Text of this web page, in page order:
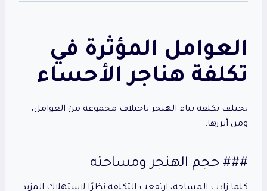
العوامل المؤثرة في
تكلفة هناجر الأحساء
تختلف تكلفة بناء الهنجر باختلاف مجموعة من العوامل،
ومن أبرزها:
### حجم الهنجر ومساحته
كلما زادت المساحة، ارتفعت التكلفة نظرًا لاستهلاك المزيد